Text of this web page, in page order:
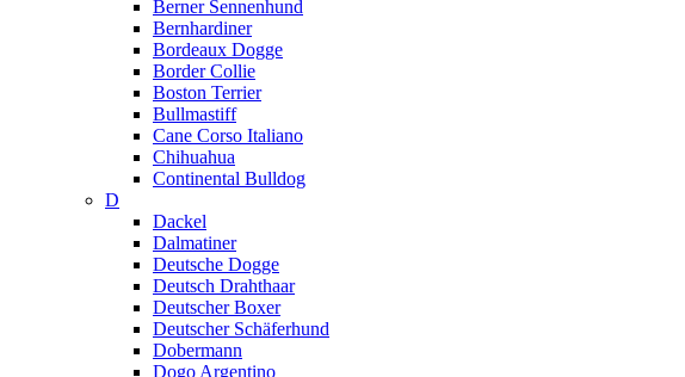
Berner Sennenhund
Bernhardiner
Bordeaux Dogge
Border Collie
Boston Terrier
Bullmastiff
Cane Corso Italiano
Chihuahua
Continental Bulldog
D
Dackel
Dalmatiner
Deutsche Dogge
Deutsch Drahthaar
Deutscher Boxer
Deutscher Schäferhund
Dobermann
Dogo Argentino